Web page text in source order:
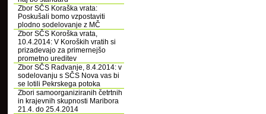
Zbor SČS Koraška vrata:
Poskušali bomo vzpostaviti
plodno sodelovanje z MČ
Zbor SČS Koroška vrata,
10.4.2014: V Koroških vratih si
prizadevajo za primernejšo
prometno ureditev
Zbor SČS Radvanje, 8.4.2014: v
sodelovanju s SČS Nova vas bi
se lotili Pekrskega potoka
Zbori samoorganiziranih četrtnih
in krajevnih skupnosti Maribora
21.4. do 25.4.2014